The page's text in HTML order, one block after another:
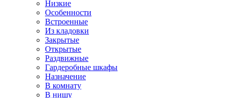
Низкие
Особенности
Встроенные
Из кладовки
Закрытые
Открытые
Раздвижные
Гардеробные шкафы
Назначение
В комнату
В нишу